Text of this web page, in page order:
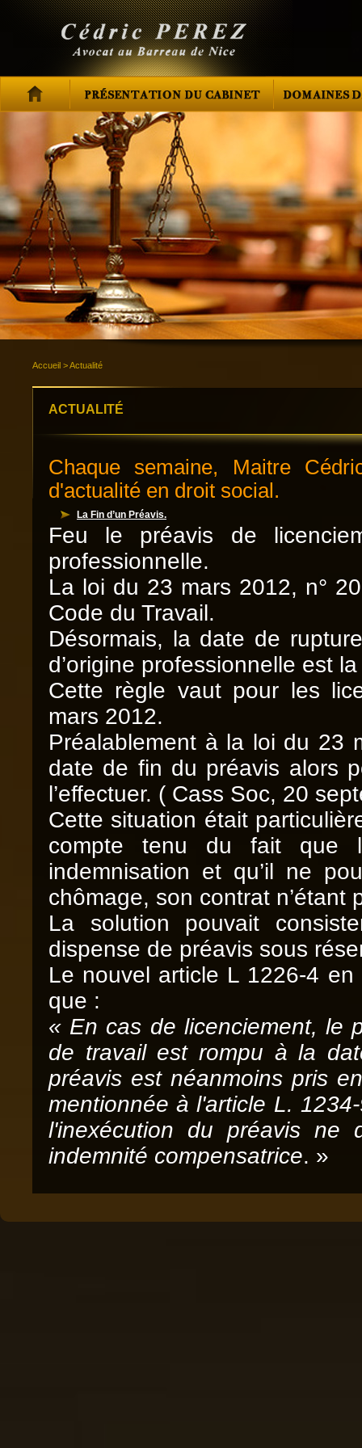
Accueil >Actualité
ACTUALITÉ
Chaque semaine, Maitre
d'actualité en droit social.
La Fin d’un Préavis.
Feu le préavis de
professionnelle.
La loi du 23 mars 2012, n°
Code du Travail.
Désormais, la date de
d’origine professionnelle est
Cette règle vaut pour les
mars 2012.
Préalablement à la loi du 23
date de fin du préavis alors
l’effectuer. ( Cass Soc, 20
Cette situation était
compte tenu du fait que
indemnisation et qu’il ne
chômage, son contrat n’étant
La solution pouvait
dispense de préavis sous
Le nouvel article L 1226-4
que :
« En cas de licenciement, le
de travail est rompu à la
préavis est néanmoins pris
mentionnée à l'article L.
l'inexécution du préavis ne
indemnité compensatrice. »